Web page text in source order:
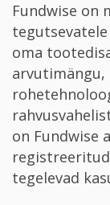
Fundwise on
oma
arvutimängu,
on Fundwise
tegelevad